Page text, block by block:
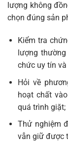
lượng không
chọn đúng sản
Kiểm tra
lượng
chức uy tín
Hỏi về
hoạt chất
quá trình giặt;
Thử nghiệm
vẫn giữ được